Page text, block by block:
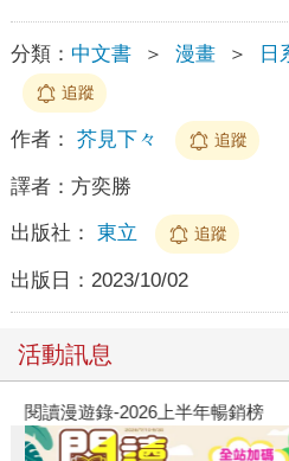
分類： 中文書 ＞ 漫畫 ＞ 日
追蹤
作者： 芥見下々 追蹤
譯者： 方奕勝
出版社： 東立 追蹤
出版日： 2023/10/02
活動訊息
閱讀漫遊錄-2026上半年暢銷榜